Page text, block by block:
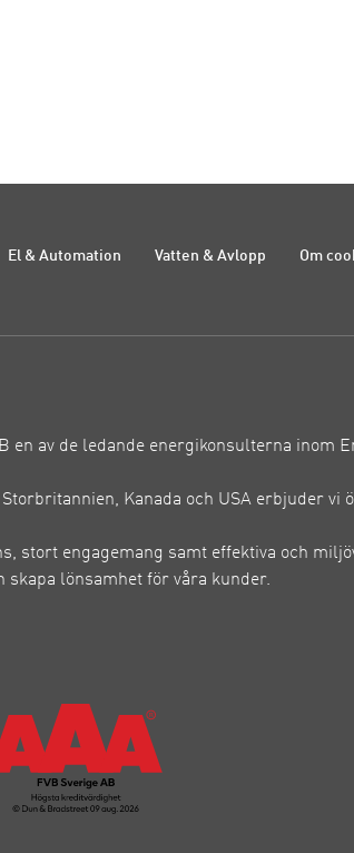
El & Automation Vatten & Avlopp Om
en av de ledande energikonsulterna inom
Kanada och USA erbjuder
stort engagemang samt effektiva och
lönsamhet för våra kunder.